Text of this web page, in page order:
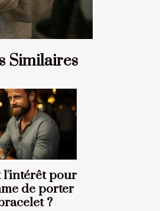
Similaires
l'intérêt pour
de porter
?